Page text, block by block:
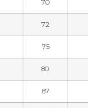
70
72
75
80
87